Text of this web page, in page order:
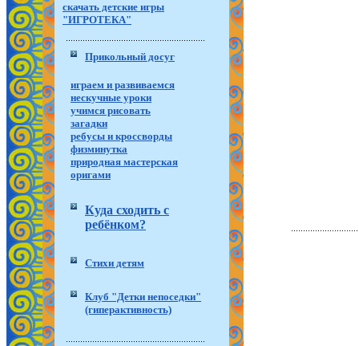
скачать детские игры
"ИГРОТЕКА"
Прикольный досуг
играем и развиваемся
нескучные уроки
учимся рисовать
загадки
ребусы и кроссворды
физминутка
природная мастерская
оригами
Куда сходить с
ребёнком?
Стихи детям
Клуб "Детки непоседки"
(гиперактивность)